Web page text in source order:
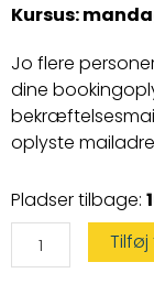
Kursus:
Jo flere
dine
oplyste
Pladser tilbage:
antal
Tilføj